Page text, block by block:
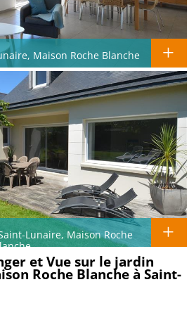
Maison Roche Blanche
Lunaire, Maison Roche
et Vue sur le jardin
Roche Blanche à Saint-